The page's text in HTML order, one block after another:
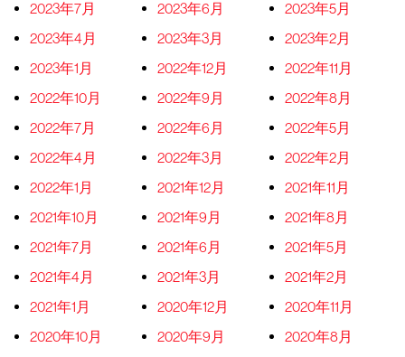
2023年7月
2023年6月
2023年5月
2023年4月
2023年3月
2023年2月
2023年1月
2022年12月
2022年11月
2022年10月
2022年9月
2022年8月
2022年7月
2022年6月
2022年5月
2022年4月
2022年3月
2022年2月
2022年1月
2021年12月
2021年11月
2021年10月
2021年9月
2021年8月
2021年7月
2021年6月
2021年5月
2021年4月
2021年3月
2021年2月
2021年1月
2020年12月
2020年11月
2020年10月
2020年9月
2020年8月